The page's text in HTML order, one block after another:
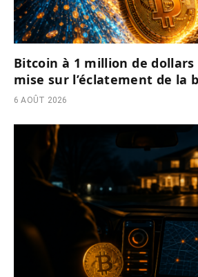
Bitcoin à 1 million de
mise sur l’éclatement de la
6 AOÛT 2026